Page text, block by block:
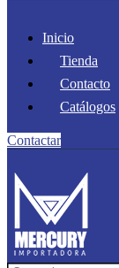
Inicio
Tienda
Contacto
Catálogos
Contactar